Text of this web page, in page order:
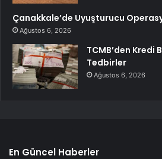
Çanakkale’de Uyuşturucu
Ağustos 6, 2026
TCMB’den Kredi
Tedbirler
Ağustos 6, 2026
En Güncel Haberler